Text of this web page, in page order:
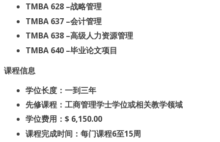
TMBA 628 –战略管理
TMBA 637 –会计管理
TMBA 638 –高级人力资源管理
TMBA 640 –毕业论文项目
课程信息
学位长度：一到三年
先修课程：工商管理学士学位或相关教学领域
学位费用：$ 6,150.00
课程完成时间：每门课程6至15周